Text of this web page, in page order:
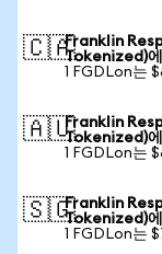
🇨🇦Franklin
Tokenized)에
1 FGDLon는
🇦🇺Franklin
Tokenized)에
1 FGDLon는
🇸🇬Franklin
Tokenized)에
1 FGDLon는